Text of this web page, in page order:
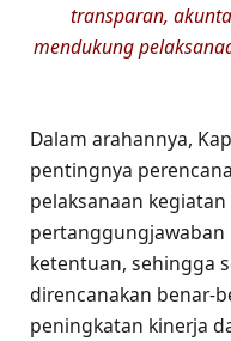
transparan,
mendukung
Dalam arahannya,
pentingnya
pelaksanaan
pertanggungjawaban
ketentuan, sehingga
direncanakan benar-
peningkatan kinerja